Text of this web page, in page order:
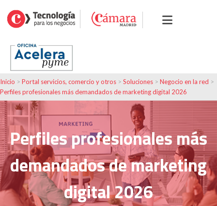
Inicio > Portal servicios, comercio y otros > Soluciones > Negocio en la red >
Perfiles profesionales más demandados de marketing digital 2026
Perfiles profesionales más
demandados de marketing
digital 2026